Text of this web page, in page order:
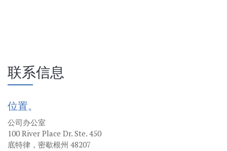
联系信息
位置。
公司办公室
100 River Place Dr. Ste. 450
底特律，密歇根州 48207